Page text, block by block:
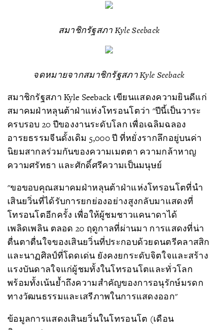
สมาชิกรัฐสภา Kyle Seeback
จดหมายจากสมาชิกรัฐสภา Kyle Seeback
สมาชิกรัฐสภา Kyle Seeback เขียนแสดงความยินดีแก่
สมาคมฝ่าหลุนต้าฝ่าแห่งโทรอนโตว่า "ปีนี้เป็นวาระ
ครบรอบ 20 ปีของงานระดับโลก เพื่อเฉลิมฉลอง
อารยธรรมจีนดั้งเดิม 5,000 ปี ที่หยั่งรากลึกอยู่บนค่า
นิยมสากลร่วมกันของความเมตตา ความกล้าหาญ
ความศรัทธา และศักดิ์ศรีความเป็นมนุษย์
"ขอขอบคุณสมาคมฝ่าหลุนต้าฝ่าแห่งโทรอนโตที่นำ
เสินยวิ่นที่ได้รับการยกย่องอย่างสูงกลับมาแสดงที่
โทรอนโตอีกครั้ง เพื่อให้ผู้ชมชาวแคนาดาได้
เพลิดเพลิน ตลอด 20 ฤดูกาลที่ผ่านมา การแสดงที่น่า
ตื่นตาตื่นใจของเสินยวิ่นที่ประกอบด้วยดนตรีคลาสสิก
และนาฏศิลป์ที่โดดเด่น ยังคงยกระดับจิตใจและสร้าง
แรงบันดาลใจแก่ผู้ชมทั้งในโทรอนโตและทั่วโลก
พร้อมทั้งเน้นย้ำถึงความสำคัญของการอนุรักษ์มรดก
ทางวัฒนธรรมและเสรีภาพในการแสดงออก"
ข้อมูลการแสดงเสินยวิ่นในโทรอนโต (เดือน